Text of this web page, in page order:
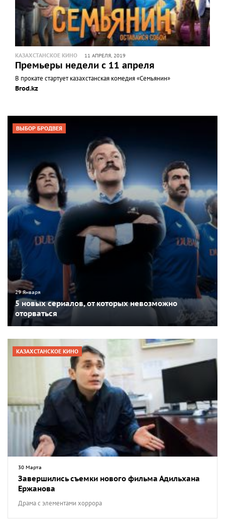
КАЗАХСТАНСКОЕ КИНО 11 АПРЕЛЯ, 2019
Премьеры недели с 11 апреля
В прокате стартует казахстанская комедия «Семьянин»
Brod.kz
ВЫБОР БРОДВЕЯ
29 Января
5 новых сериалов, от которых невозможно
оторваться
КАЗАХСТАНСКОЕ КИНО
30 Марта
Завершились съемки нового фильма Адильхана
Ержанова
Драма с элементами хоррора